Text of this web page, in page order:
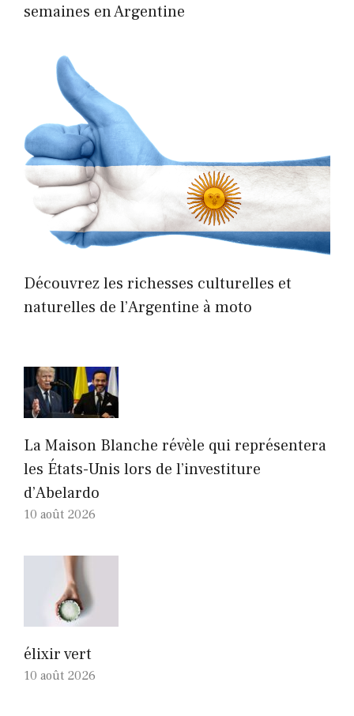
semaines en Argentine
Découvrez les richesses culturelles et
naturelles de l’Argentine à moto
La Maison Blanche révèle qui représentera
les États-Unis lors de l’investiture
d’Abelardo
10 août 2026
élixir vert
10 août 2026